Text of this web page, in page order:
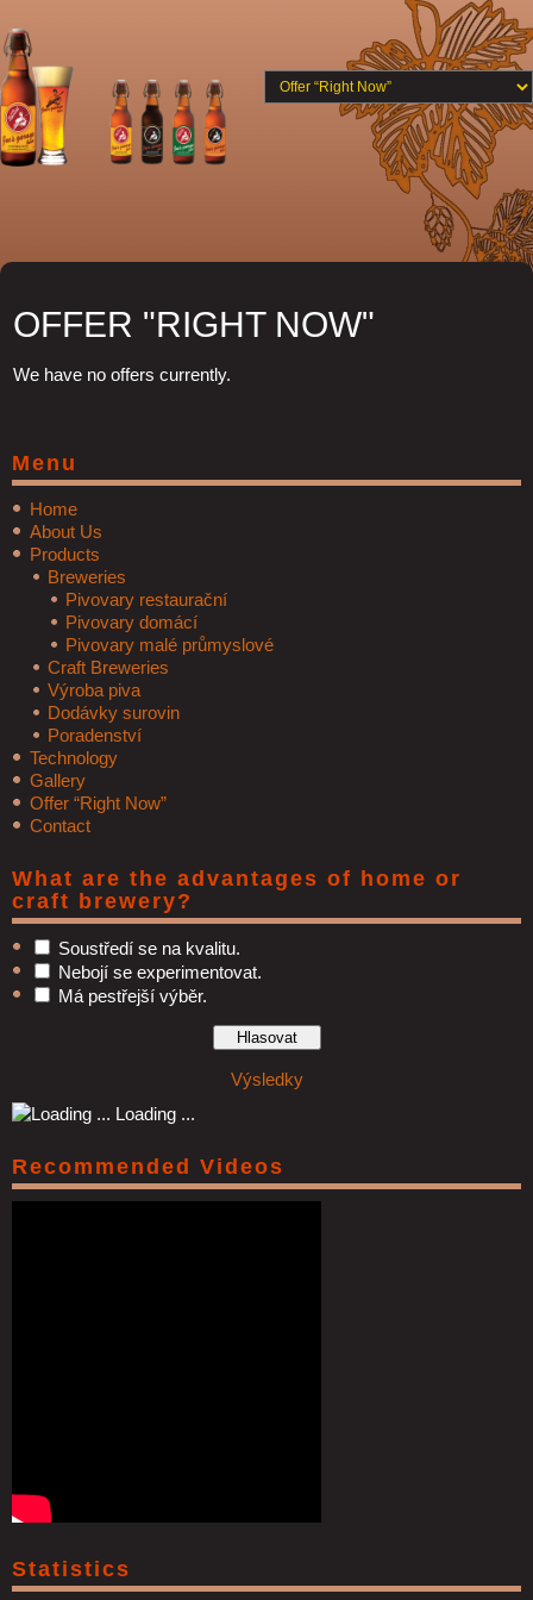
OFFER "RIGHT NOW"
We have no offers currently.
Menu
Home
About Us
Products
Breweries
Pivovary restaurační
Pivovary domácí
Pivovary malé průmyslové
Craft Breweries
Výroba piva
Dodávky surovin
Poradenství
Technology
Gallery
Offer “Right Now”
Contact
What are the advantages of home or
craft brewery?
Soustředí se na kvalitu.
Nebojí se experimentovat.
Má pestřejší výběr.
Výsledky
Loading ...
Recommended Videos
Statistics